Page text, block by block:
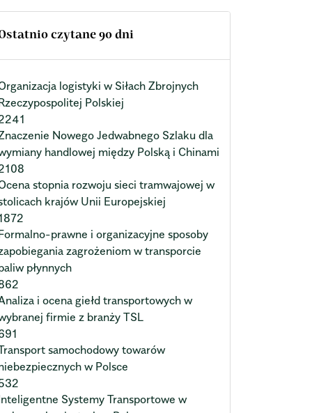
czytane 90 dni
logistyki w Siłach Zbrojnych
Polskiej
Nowego Jedwabnego Szlaku dla
handlowej między Polską i Chinami
stopnia rozwoju sieci tramwajowej w
krajów Unii Europejskiej
prawne i organizacyjne sposoby
zagrożeniom w transporcie
płynnych
i ocena giełd transportowych w
firmie z branży TSL
samochodowy towarów
w Polsce
Systemy Transportowe w